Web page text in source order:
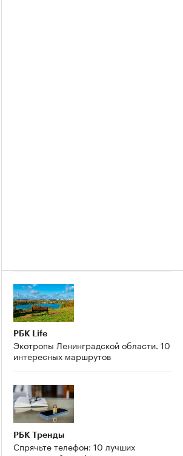
РБК Life
Экотропы Ленинградской области. 10
интересных маршрутов
РБК Тренды
Спрячьте телефон: 10 лучших